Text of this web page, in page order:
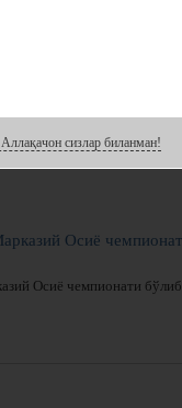
2020, Олимпия ўйинлари,
кундузда ижтимоий
этамиз.
Осиё
Осиё чемпионати
сизлар биланман!